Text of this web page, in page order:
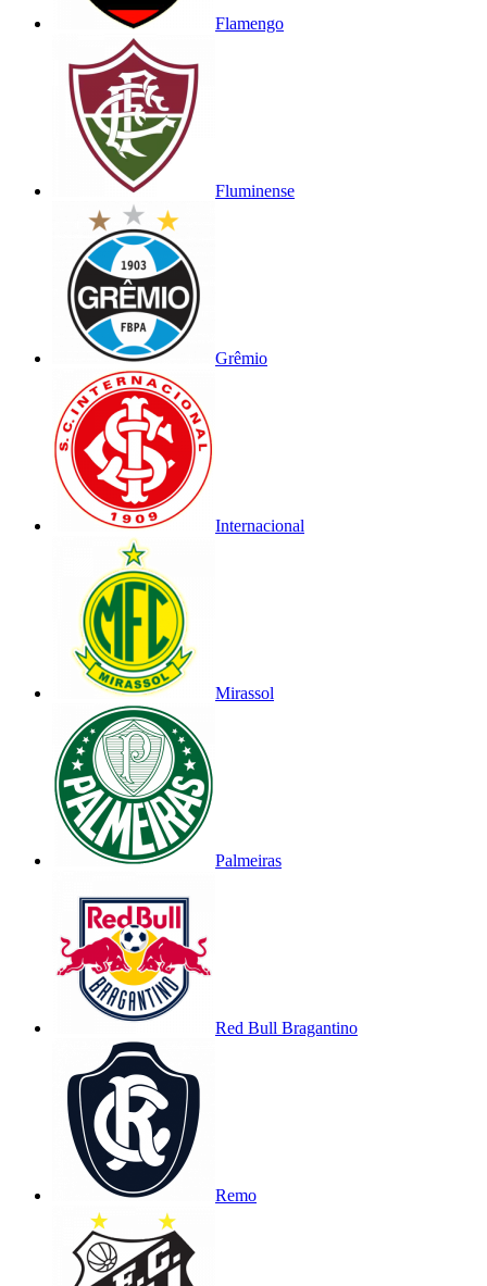
Flamengo
Fluminense
Grêmio
Internacional
Mirassol
Palmeiras
Red Bull Bragantino
Remo